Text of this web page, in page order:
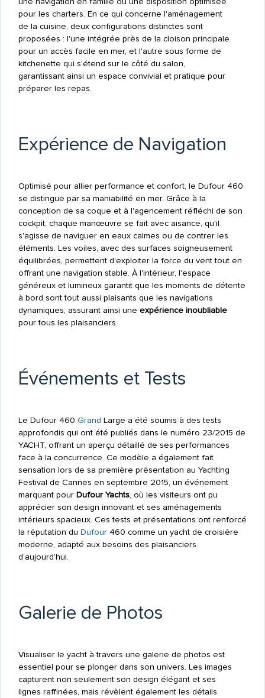
pour les charters. En ce qui concerne l'aménagement
de la cuisine, deux configurations distinctes sont
proposées : l'une intégrée près de la cloison principale
pour un accès facile en mer, et l'autre sous forme de
kitchenette qui s'étend sur le côté du salon,
garantissant ainsi un espace convivial et pratique pour
préparer les repas.
Expérience de Navigation
Optimisé pour allier performance et confort, le Dufour 460
se distingue par sa maniabilité en mer. Grâce à la
conception de sa coque et à l'agencement réfléchi de son
cockpit, chaque manœuvre se fait avec aisance, qu'il
s'agisse de naviguer en eaux calmes ou de contrer les
éléments. Les voiles, avec des surfaces soigneusement
équilibrées, permettent d'exploiter la force du vent tout en
offrant une navigation stable. À l'intérieur, l'espace
généreux et lumineux garantit que les moments de détente
à bord sont tout aussi plaisants que les navigations
dynamiques, assurant ainsi une expérience inoubliable
pour tous les plaisanciers.
Événements et Tests
Le Dufour 460 Grand Large a été soumis à des tests
approfondis qui ont été publiés dans le numéro 23/2015 de
YACHT, offrant un aperçu détaillé de ses performances
face à la concurrence. Ce modèle a également fait
sensation lors de sa première présentation au Yachting
Festival de Cannes en septembre 2015, un événement
marquant pour Dufour Yachts, où les visiteurs ont pu
apprécier son design innovant et ses aménagements
intérieurs spacieux. Ces tests et présentations ont renforcé
la réputation du Dufour460 comme un yacht de croisière
moderne, adapté aux besoins des plaisanciers
d’aujourd’hui.
Galerie de Photos
Visualiser le yacht à travers une galerie de photos est
essentiel pour se plonger dans son univers. Les images
capturent non seulement son design élégant et ses
lignes raffinées, mais révèlent également les détails